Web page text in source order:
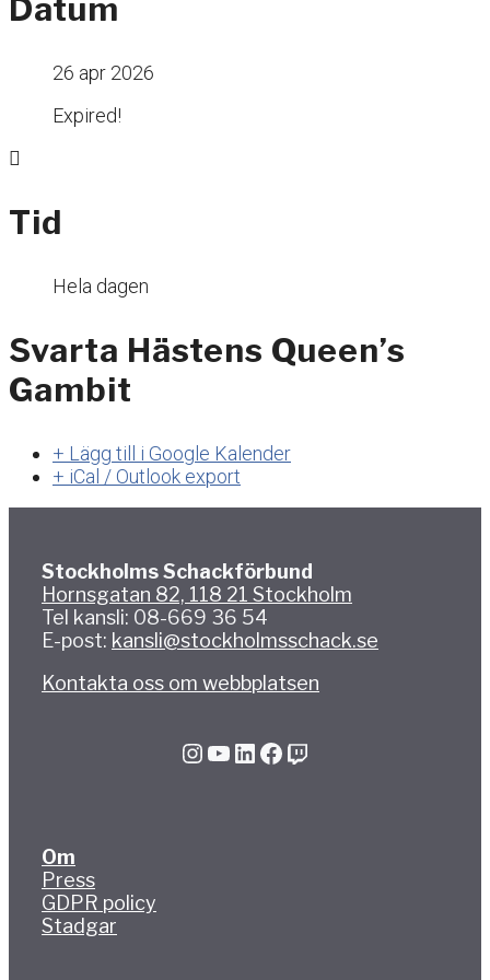
Datum
26 apr 2026
Expired!
Tid
Hela dagen
Svarta Hästens Queen’s
Gambit
+ Lägg till i Google Kalender
+ iCal / Outlook export
Stockholms Schackförbund
Hornsgatan 82, 118 21 Stockholm
Tel kansli: 08-669 36 54
E-post: kansli@stockholmsschack.se
Kontakta oss om webbplatsen
InstagramYouTube LinkedIn Facebook Twitch
Om
Press
GDPR policy
Stadgar